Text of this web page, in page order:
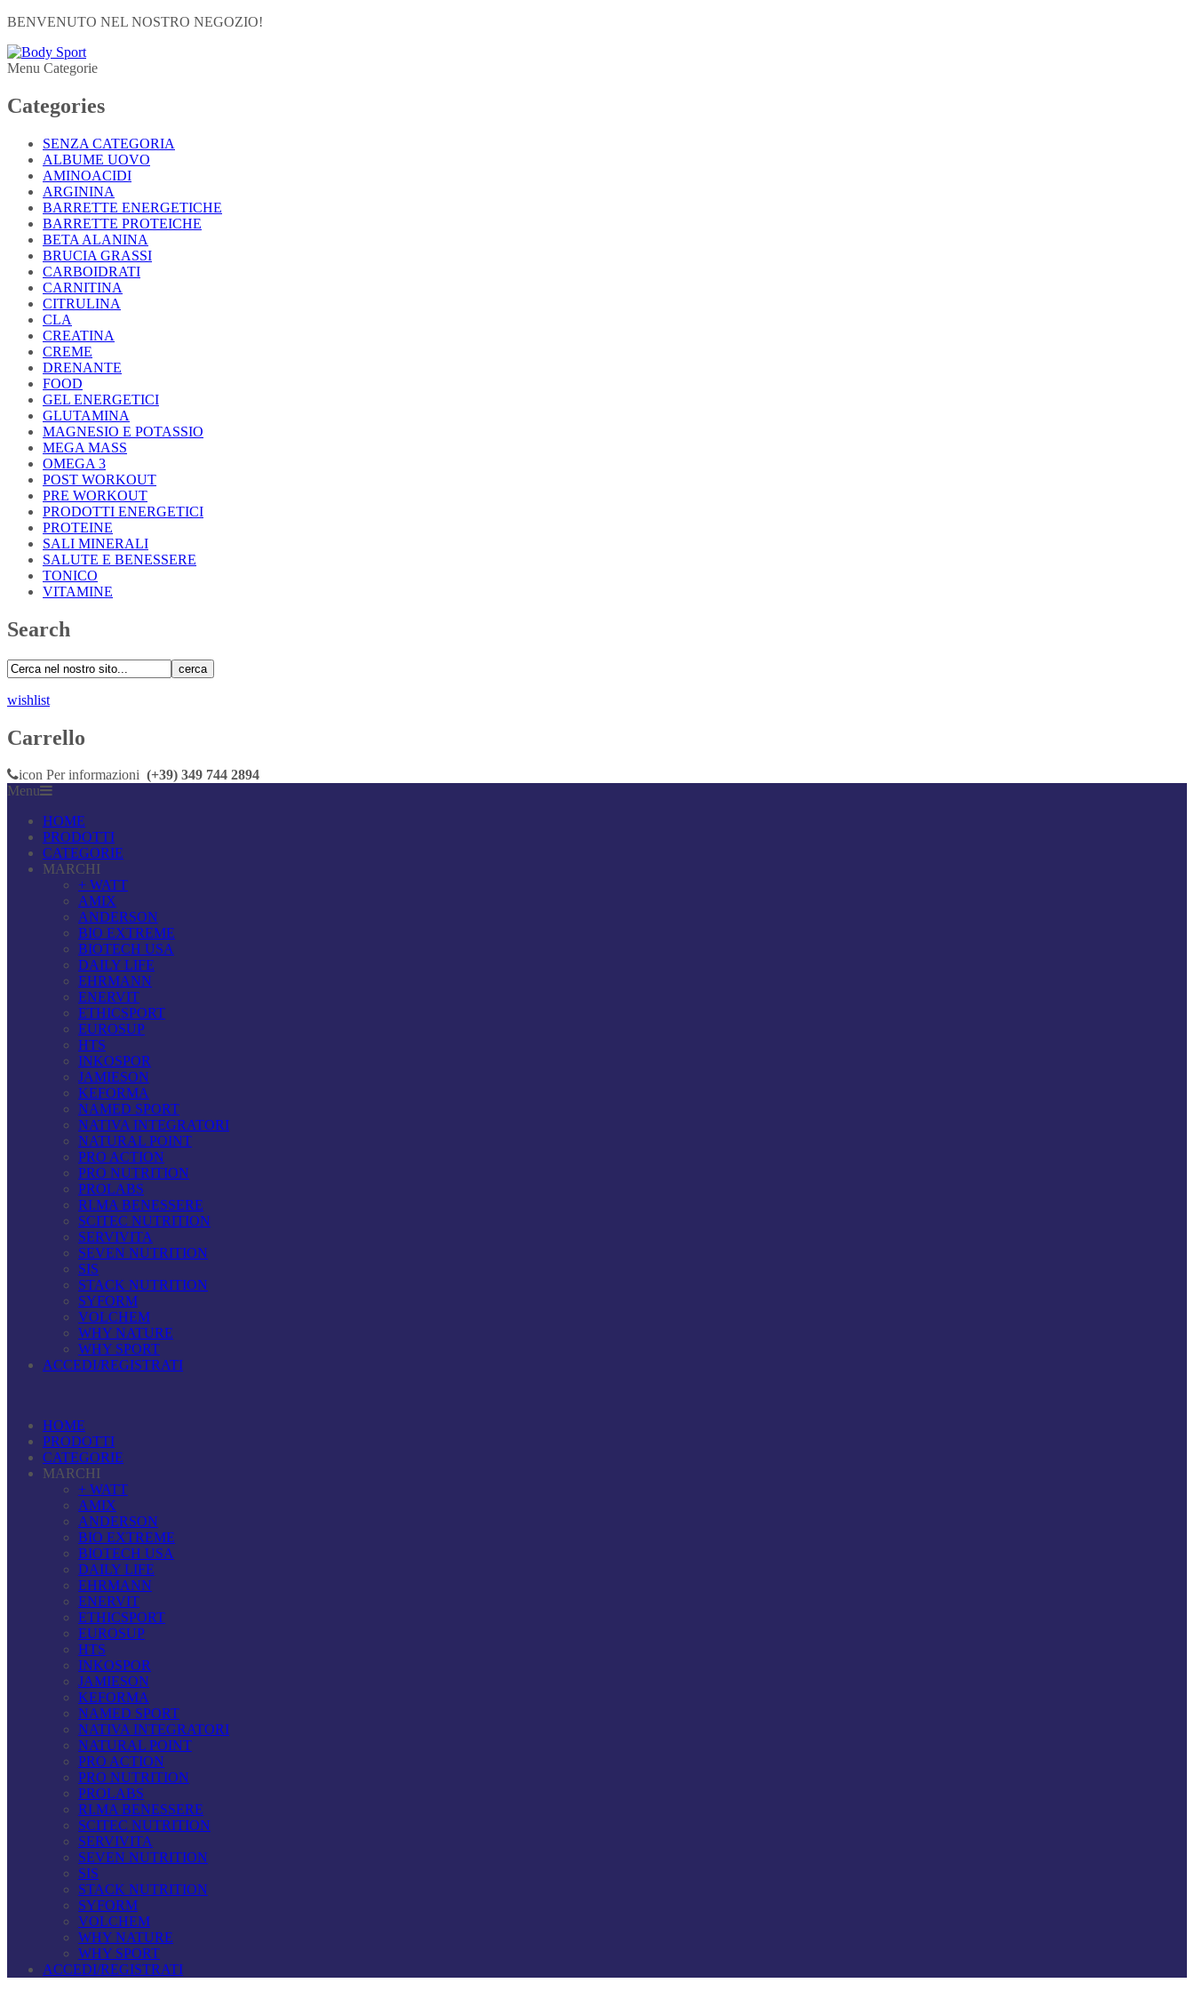
BENVENUTO NEL NOSTRO NEGOZIO!
Menu Categorie
Categories
SENZA CATEGORIA
ALBUME UOVO
AMINOACIDI
ARGININA
BARRETTE ENERGETICHE
BARRETTE PROTEICHE
BETA ALANINA
BRUCIA GRASSI
CARBOIDRATI
CARNITINA
CITRULINA
CLA
CREATINA
CREME
DRENANTE
FOOD
GEL ENERGETICI
GLUTAMINA
MAGNESIO E POTASSIO
MEGA MASS
OMEGA 3
POST WORKOUT
PRE WORKOUT
PRODOTTI ENERGETICI
PROTEINE
SALI MINERALI
SALUTE E BENESSERE
TONICO
VITAMINE
Search
cerca
wishlist
Carrello
icon Per informazioni (+39) 349 744 2894
Menu
HOME
PRODOTTI
CATEGORIE
MARCHI
+ WATT
AMIX
ANDERSON
BIO EXTREME
BIOTECH USA
DAILY LIFE
EHRMANN
ENERVIT
ETHICSPORT
EUROSUP
HTS
INKOSPOR
JAMIESON
KEFORMA
NAMED SPORT
NATIVA INTEGRATORI
NATURAL POINT
PRO ACTION
PRO NUTRITION
PROLABS
RI.MA BENESSERE
SCITEC NUTRITION
SERVIVITA
SEVEN NUTRITION
SIS
STACK NUTRITION
SYFORM
VOLCHEM
WHY NATURE
WHY SPORT
ACCEDI/REGISTRATI
HOME
PRODOTTI
CATEGORIE
MARCHI
+ WATT
AMIX
ANDERSON
BIO EXTREME
BIOTECH USA
DAILY LIFE
EHRMANN
ENERVIT
ETHICSPORT
EUROSUP
HTS
INKOSPOR
JAMIESON
KEFORMA
NAMED SPORT
NATIVA INTEGRATORI
NATURAL POINT
PRO ACTION
PRO NUTRITION
PROLABS
RI.MA BENESSERE
SCITEC NUTRITION
SERVIVITA
SEVEN NUTRITION
SIS
STACK NUTRITION
SYFORM
VOLCHEM
WHY NATURE
WHY SPORT
ACCEDI/REGISTRATI